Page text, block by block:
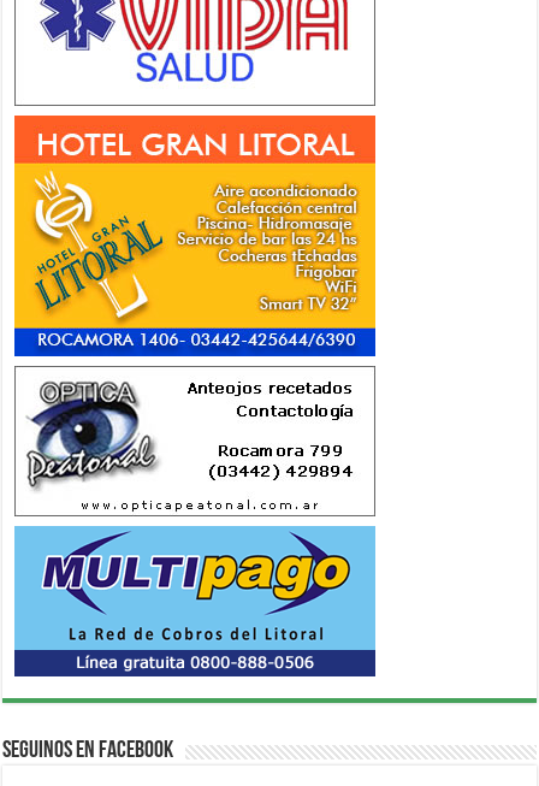
Seguinos en Facebook